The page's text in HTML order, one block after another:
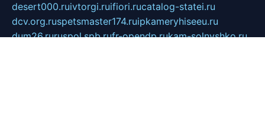
desert000.ruivtorgi.ruifiori.rucatalog-statei.ru
dcv.org.ruspetsmaster174.ruipkameryhiseeu.ru
dum26.ruruspol.spb.rufr-opendp.rukam-solnyshko.ru